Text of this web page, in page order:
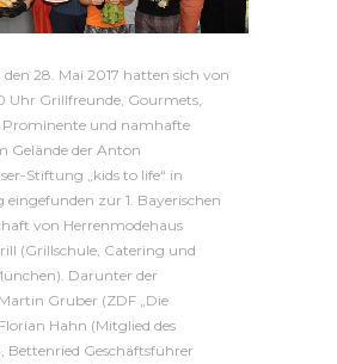
28. Mai 2017 hatten sich von
Uhr Grillfreunde, Gourmets,
Prominente und namhafte
Gelände der Anton
Stiftung „kids to life“ in
zur 1. Bayerischen
von Herrenmodehaus
(Grillschule, Catering und
Darunter der
Gruber (ZDF „Die
Hahn (Mitglied des
Bettenried Geschäftsführer